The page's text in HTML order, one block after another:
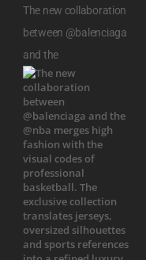
The new collaboration
between @balenciaga
and the